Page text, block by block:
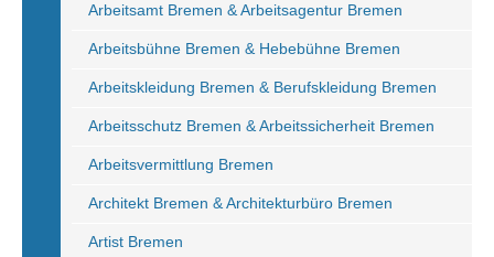
Arbeitsamt Bremen & Arbeitsagentur Bremen
Arbeitsbühne Bremen & Hebebühne Bremen
Arbeitskleidung Bremen & Berufskleidung Bremen
Arbeitsschutz Bremen & Arbeitssicherheit Bremen
Arbeitsvermittlung Bremen
Architekt Bremen & Architekturbüro Bremen
Artist Bremen